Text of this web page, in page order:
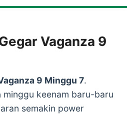
Vaganza 9
9 Minggu 7.
minggu keenam baru-baru
semakin power